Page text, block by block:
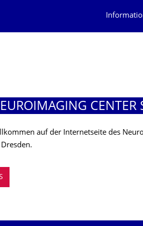
CENTER
auf der Internetseite des